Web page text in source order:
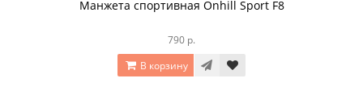
Манжета спортивная Onhill Sport F8
790 р.
В корзину